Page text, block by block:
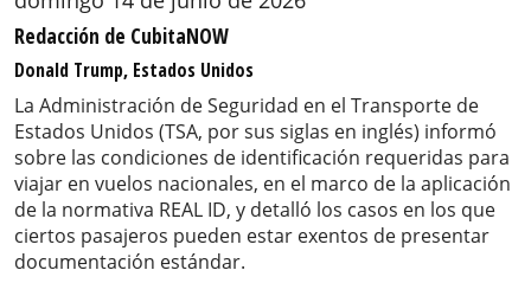
Redacción de CubitaNOW
Donald Trump, Estados Unidos
La Administración de Seguridad en el Transporte de
Estados Unidos (TSA, por sus siglas en inglés) informó
sobre las condiciones de identificación requeridas para
viajar en vuelos nacionales, en el marco de la aplicación
de la normativa REAL ID, y detalló los casos en los que
ciertos pasajeros pueden estar exentos de presentar
documentación estándar.